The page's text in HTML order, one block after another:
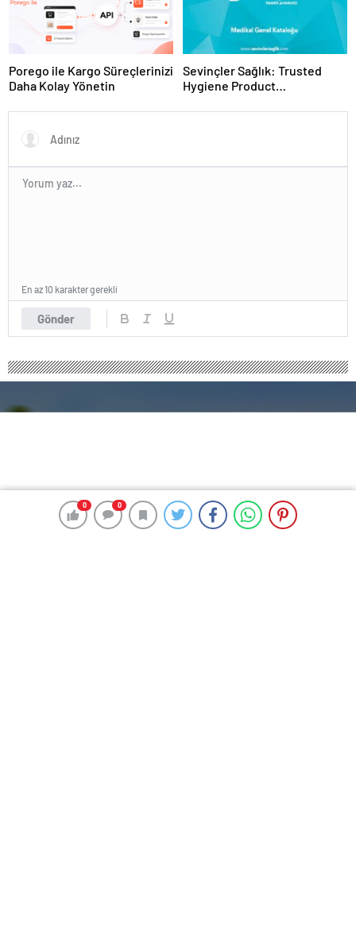
0 0
Porego ile Kargo Süreçlerinizi
Daha Kolay Yönetin
Sevinçler Sağlık: Trusted
Hygiene Product
Gönder
En az 10 karakter gerekli
0 0